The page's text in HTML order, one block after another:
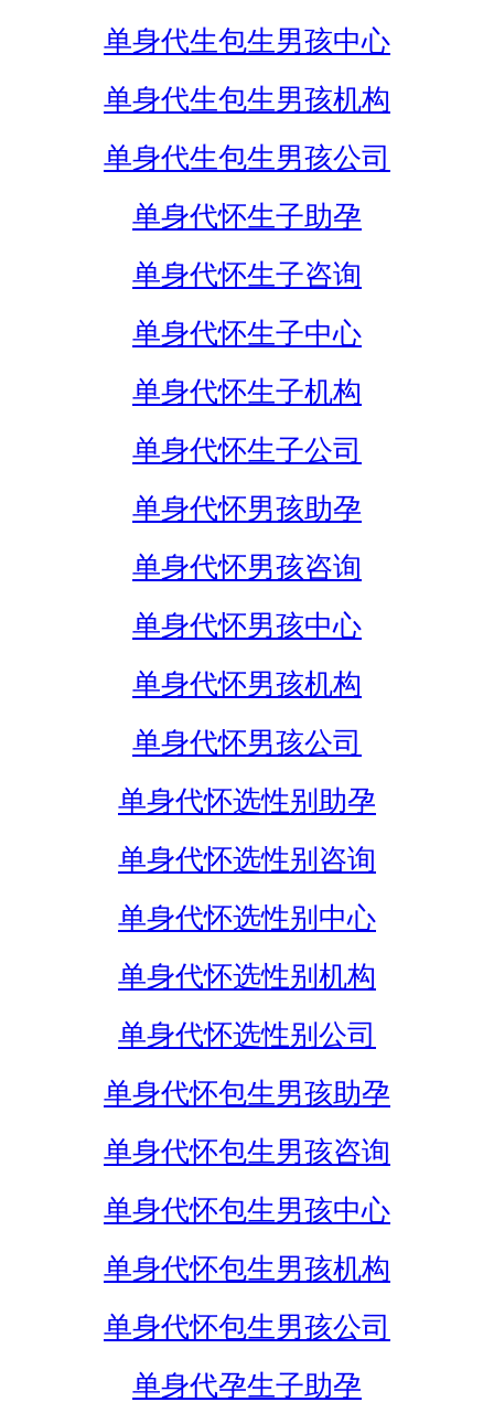
单身代生包生男孩中心
单身代生包生男孩机构
单身代生包生男孩公司
单身代怀生子助孕
单身代怀生子咨询
单身代怀生子中心
单身代怀生子机构
单身代怀生子公司
单身代怀男孩助孕
单身代怀男孩咨询
单身代怀男孩中心
单身代怀男孩机构
单身代怀男孩公司
单身代怀选性别助孕
单身代怀选性别咨询
单身代怀选性别中心
单身代怀选性别机构
单身代怀选性别公司
单身代怀包生男孩助孕
单身代怀包生男孩咨询
单身代怀包生男孩中心
单身代怀包生男孩机构
单身代怀包生男孩公司
单身代孕生子助孕